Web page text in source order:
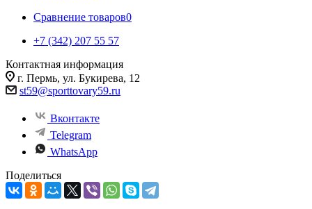
Сравнение товаров0
+7 (342) 207 55 57
Контактная информация
г. Пермь, ул. Букирева, 12
st59@sporttovary59.ru
Вконтакте
Telegram
WhatsApp
Поделиться